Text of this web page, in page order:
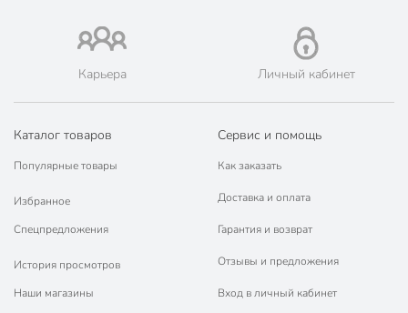
Карьера Личный кабинет
Каталог товаров
Популярные товары
Избранное
Спецпредложения
История просмотров
Наши магазины
Сервис и помощь
Как заказать
Доставка и оплата
Гарантия и возврат
Отзывы и предложения
Вход в личный кабинет